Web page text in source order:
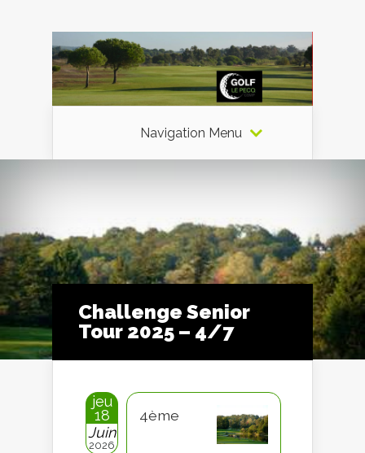
Navigation Menu
Challenge Senior
Tour 2025 – 4/7
jeu
18
Juin
2026
4ème